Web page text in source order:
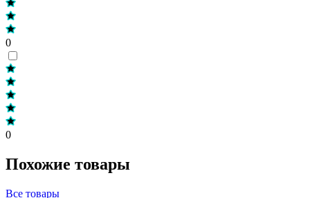
0
0
Похожие товары
Все товары